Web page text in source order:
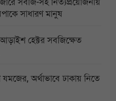
সাধারণ মানুষ
আড়াইশ হেক্টর সবজিক্ষেত
অর্থাভাবে ঢাকায় নিতে